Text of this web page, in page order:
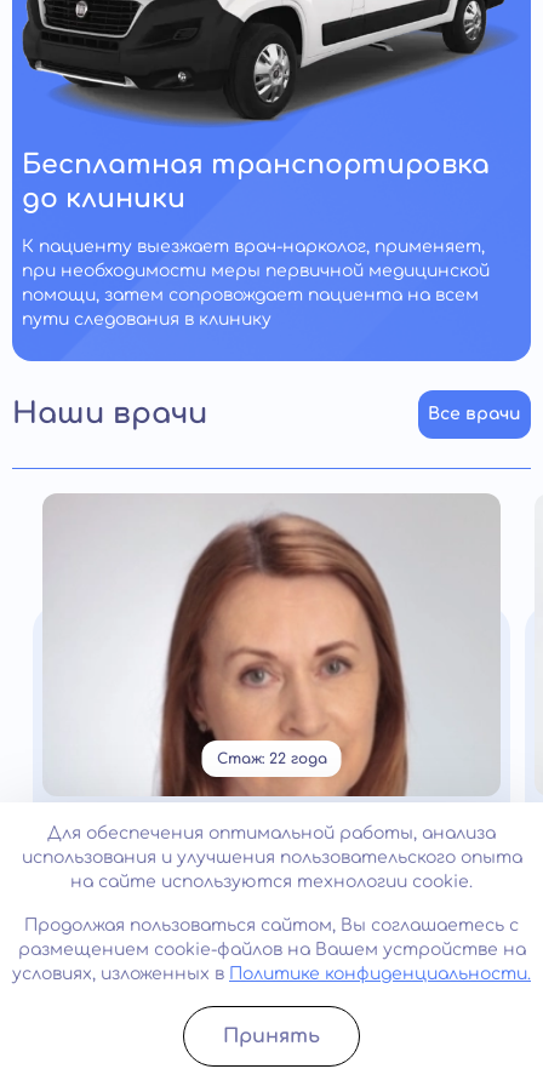
Бесплатная транспортировка
до клиники
К пациенту выезжает врач-нарколог, применяет,
при необходимости меры первичной медицинской
помощи, затем сопровождает пациента на всем
пути следования в клинику
Наши врачи Все врачи
Стаж: 22 года
Харитинова Ева Ивановна
Нарколог
Лицензии и сертификаты
Записатьcя
Для обеспечения оптимальной работы, анализа
использования и улучшения пользовательского опыта
на сайте используются технологии cookie.
Продолжая пользоваться сайтом, Вы соглашаетесь с
размещением cookie-файлов на Вашем устройстве на
условиях, изложенных в
Политике конфиденциальности.
Принять